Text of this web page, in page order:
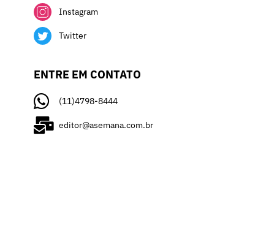
Instagram
Twitter
ENTRE EM CONTATO
(11)4798-8444
editor@asemana.com.br